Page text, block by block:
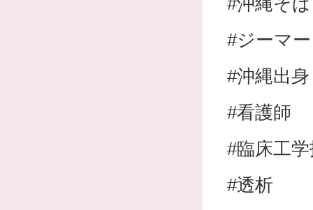
#ジーマ
#沖縄出身
#看護師
#臨床工
#透析